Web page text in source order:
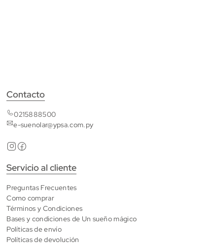
Contacto
0215888500
e-suenolar@ypsa.com.py
Servicio al cliente
Preguntas Frecuentes
Como comprar
Términos y Condiciones
Bases y condiciones de Un sueño mágico
Políticas de envío
Políticas de devolución